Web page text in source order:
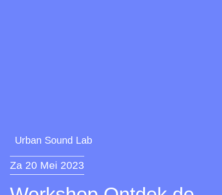
Urban Sound Lab
Za 20 Mei 2023